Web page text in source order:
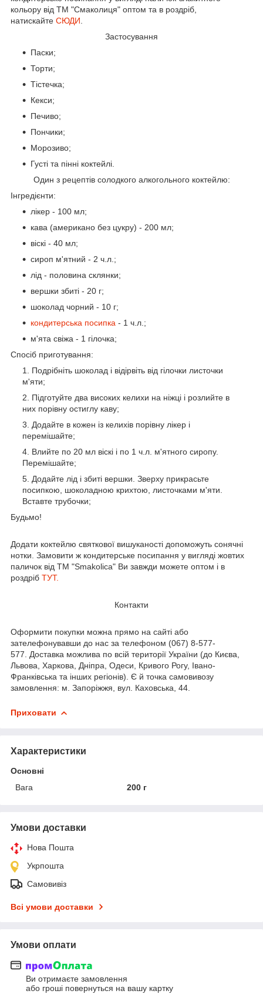
кольору від ТМ "Смаколиця" оптом та в роздріб,
натискайте СЮДИ
Застосування
Паски;
Торти;
Тістечка;
Кекси;
Печиво;
Пончики;
Морозиво;
Густі та пінні коктейлі.
Один з рецептів солодкого алкогольного коктейлю:
Інгредієнти:
лікер - 100 мл;
кава (американо без цукру) - 200 мл;
віскі - 40 мл;
сироп м'ятний - 2 ч.л.;
лід - половина склянки;
вершки збиті - 20 г;
шоколад чорний - 10 г;
кондитерська посипка - 1 ч.л.;
м'ята свіжа - 1 гілочка;
Спосіб приготування:
Подрібніть шоколад і відірвіть від гілочки листочки
м'яти;
Підготуйте два високих келихи на ніжці і розлийте в
них порівну остиглу каву;
Додайте в кожен із келихів порівну лікер і
перемішайте;
Влийте по 20 мл віскі і по 1 ч.л. м'ятного сиропу.
Перемішайте;
Додайте лід і збиті вершки. Зверху прикрасьте
посипкою, шоколадною крихтою, листочками м'яти.
Вставте трубочки;
Будьмо!
Додати коктейлю святкової вишуканості допоможуть сонячні
нотки. Замовити ж кондитерське посипання у вигляді жовтих
паличок від ТМ "Smakolica" Ви завжди можете оптом і в
роздріб ТУТ.
Контакти
Оформити покупки можна прямо на сайті або
зателефонувавши до нас за телефоном (067) 8-577-
577. Доставка можлива по всій території України (до Києва,
Львова, Харкова, Дніпра, Одеси, Кривого Рогу, Івано-
Франківська та інших регіонів). Є й точка самовивозу
замовлення: м. Запоріжжя, вул. Каховська, 44.
Приховати
Характеристики
Основні
Вага
200 г
Умови доставки
Нова Пошта
Укрпошта
Самовивіз
Всі умови доставки
Умови оплати
Ви отримаєте замовлення
або гроші повернуться на вашу картку